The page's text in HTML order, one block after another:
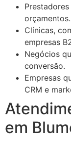
orçamentos.
Clínicas,
empresas
Negócios
conversão.
Empresas
CRM e
em